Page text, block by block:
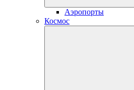
Аэропорты
Космос